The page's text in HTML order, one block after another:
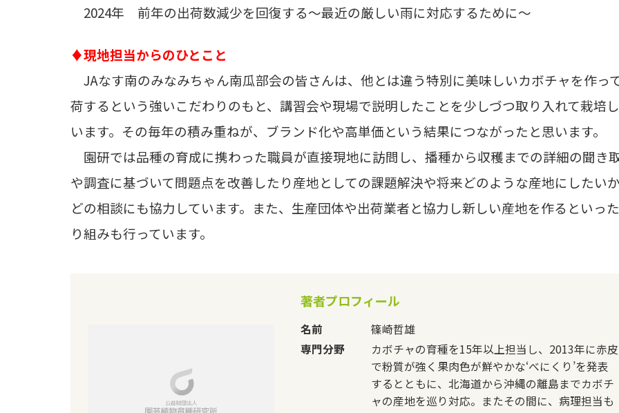
2024年 前年の出荷数減少を回復する～最近の厳しい雨に対応するために～
♦現地担当からのひとこと
JAなす南のみなみちゃん南瓜部会の皆さんは、他とは違う特別に美味しいカボチャを作っ
荷するという強いこだわりのもと、講習会や現場で説明したことを少しづつ取り入れて栽培
います。その毎年の積み重ねが、ブランド化や高単価という結果につながったと思います。
園研では品種の育成に携わった職員が直接現地に訪問し、播種から収穫までの詳細の聞き
や調査に基づいて問題点を改善したり産地としての課題解決や将来どのような産地にしたい
どの相談にも協力しています。また、生産団体や出荷業者と協力し新しい産地を作るといっ
り組みも行っています。
著者プロフィール
名前
篠崎哲雄
専門分野
カボチャの育種を15年以上担当し、2013年に赤皮
で粉質が強く果肉色が鮮やかな‘べにくり’を発表
するとともに、北海道から沖縄の離島までカボチ
ャの産地を巡り対応。またその間に、病理担当も